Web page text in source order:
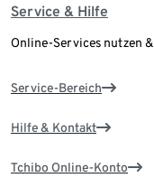
Service & Hilfe
Online-Services nutzen
Service-Bereich
Hilfe & Kontakt
Tchibo Online-Konto